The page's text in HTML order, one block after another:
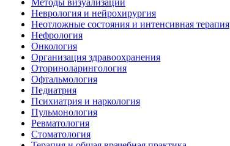
Методы визуализации
Неврология и нейрохирургия
Неотложные состояния и интенсивная терапия
Нефрология
Онкология
Организация здравоохранения
Оториноларингология
Офтальмология
Педиатрия
Психиатрия и наркология
Пульмонология
Ревматология
Стоматология